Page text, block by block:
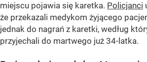
miejscu pojawia się karetka. Policjanci
że przekazali medykom żyjącego
jednak do nagrań z karetki, według
przyjechali do martwego już 34-latka.